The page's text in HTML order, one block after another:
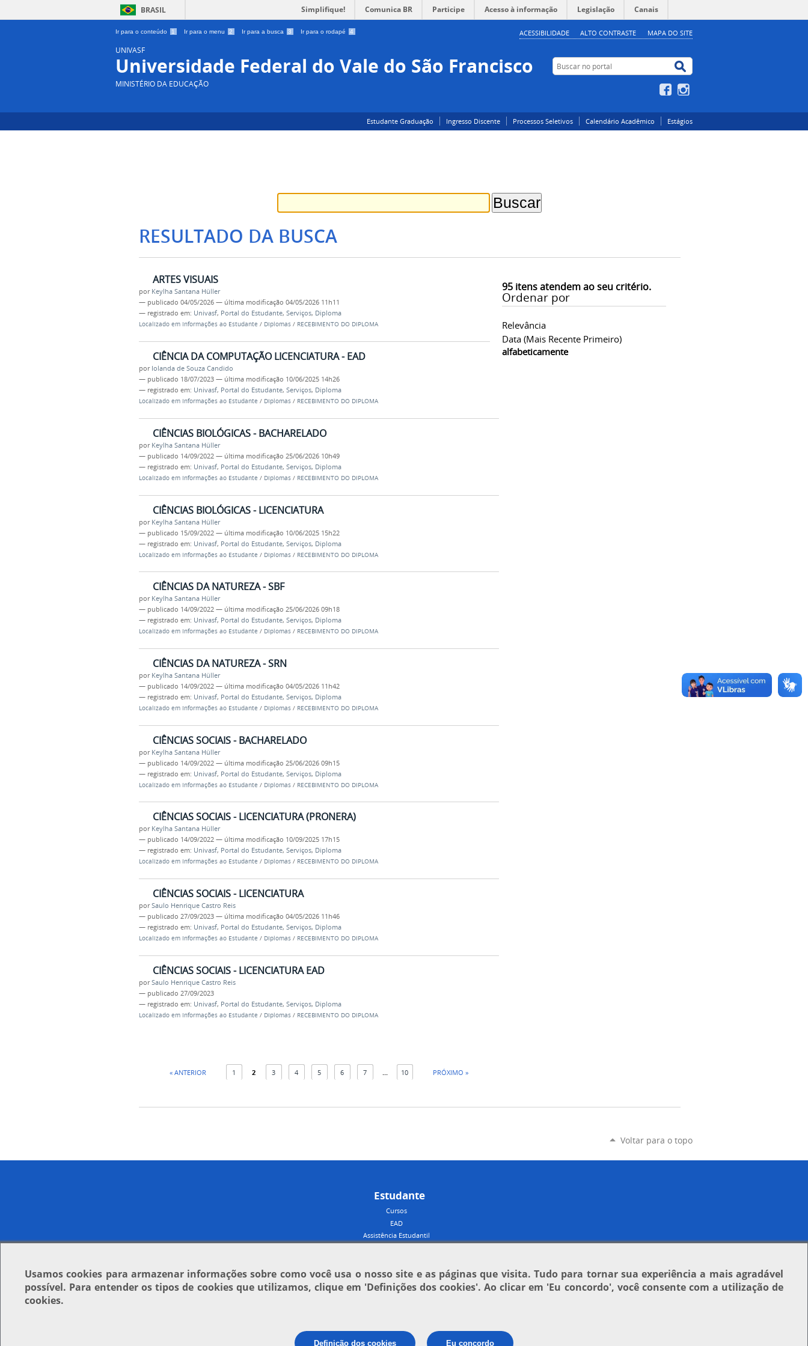
BRASIL Simplifique! Comunica BR Participe Acesso à informação Legislação Canais
Ir para o conteúdo 1 Ir para o menu 2 Ir para a busca 3 Ir para o rodapé 4 ACESSIBILIDADE ALTO CONTRASTE MAPA DO SITE
UNIVASF
Universidade Federal do Vale do São Francisco
MINISTÉRIO DA EDUCAÇÃO
Buscar no portal
Facebook
Estudante Graduação Ingresso Discente Processos Seletivos Calendário Acadêmico Estágios
RESULTADO DA BUSCA
95itens atendem ao seu critério.
Ordenar por
Relevância
Data (mais Recente Primeiro)
alfabeticamente
ARTES VISUAIS
por Keylha Santana Hüller
— publicado 04/05/2026 — última modificação 04/05/2026 11h11
— registrado em: Univasf, Portal do Estudante, Serviços, Diploma
Localizado em Informações ao Estudante / Diplomas / RECEBIMENTO DO DIPLOMA
CIÊNCIA DA COMPUTAÇÃO LICENCIATURA - EAD
por Iolanda de Souza Candido
— publicado 18/07/2023 — última modificação 10/06/2025 14h26
— registrado em: Univasf, Portal do Estudante, Serviços, Diploma
Localizado em Informações ao Estudante / Diplomas / RECEBIMENTO DO DIPLOMA
CIÊNCIAS BIOLÓGICAS - BACHARELADO
por Keylha Santana Hüller
— publicado 14/09/2022 — última modificação 25/06/2026 10h49
— registrado em: Univasf, Portal do Estudante, Serviços, Diploma
Localizado em Informações ao Estudante / Diplomas / RECEBIMENTO DO DIPLOMA
CIÊNCIAS BIOLÓGICAS - LICENCIATURA
por Keylha Santana Hüller
— publicado 15/09/2022 — última modificação 10/06/2025 15h22
— registrado em: Univasf, Portal do Estudante, Serviços, Diploma
Localizado em Informações ao Estudante / Diplomas / RECEBIMENTO DO DIPLOMA
CIÊNCIAS DA NATUREZA - SBF
por Keylha Santana Hüller
— publicado 14/09/2022 — última modificação 25/06/2026 09h18
— registrado em: Univasf, Portal do Estudante, Serviços, Diploma
Localizado em Informações ao Estudante / Diplomas / RECEBIMENTO DO DIPLOMA
CIÊNCIAS DA NATUREZA - SRN
por Keylha Santana Hüller
— publicado 14/09/2022 — última modificação 04/05/2026 11h42
— registrado em: Univasf, Portal do Estudante, Serviços, Diploma
Localizado em Informações ao Estudante / Diplomas / RECEBIMENTO DO DIPLOMA
CIÊNCIAS SOCIAIS - BACHARELADO
por Keylha Santana Hüller
— publicado 14/09/2022 — última modificação 25/06/2026 09h15
— registrado em: Univasf, Portal do Estudante, Serviços, Diploma
Localizado em Informações ao Estudante / Diplomas / RECEBIMENTO DO DIPLOMA
CIÊNCIAS SOCIAIS - LICENCIATURA (PRONERA)
por Keylha Santana Hüller
— publicado 14/09/2022 — última modificação 10/09/2025 17h15
— registrado em: Univasf, Portal do Estudante, Serviços, Diploma
Localizado em Informações ao Estudante / Diplomas / RECEBIMENTO DO DIPLOMA
CIÊNCIAS SOCIAIS - LICENCIATURA
porSaulo Henrique Castro Reis
— publicado 27/09/2023 — última modificação 04/05/2026 11h46
— registrado em: Univasf, Portal do Estudante, Serviços, Diploma
Localizado em Informações ao Estudante / Diplomas / RECEBIMENTO DO DIPLOMA
CIÊNCIAS SOCIAIS - LICENCIATURA EAD
porSaulo Henrique Castro Reis
— publicado 27/09/2023
— registrado em: Univasf, Portal do Estudante, Serviços, Diploma
Localizado em Informações ao Estudante / Diplomas / RECEBIMENTO DO DIPLOMA
« ANTERIOR 1 2 3 4 5 6 7 10 PRÓXIMO »
Voltar para o topo
Estudante
Cursos
EAD
Assistência Estudantil
Usamoscookies para armazenar informações sobre como você usa o nosso site e as páginas que visita. Tudo para tornar sua experiência a mais agradável
possível. Para entender os tipos de cookies que utilizamos, clique em 'Definições dos cookies'. Ao clicar em 'Eu concordo', você consente com a utilização de
cookies.